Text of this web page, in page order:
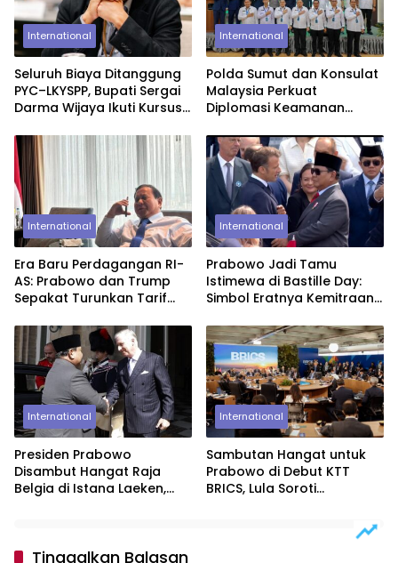
International
Seluruh Biaya Ditanggung
PYC–LKYSPP, Bupati Sergai
Darma Wijaya Ikuti Kursus
Singapura
International
Polda Sumut dan Konsulat
Malaysia Perkuat
Diplomasi Keamanan
Sespimti Polri
International
Era Baru Perdagangan RI-
AS: Prabowo dan Trump
Sepakat Turunkan Tarif
International
Prabowo Jadi Tamu
Istimewa di Bastille Day:
Simbol Eratnya Kemitraan
International
Presiden Prabowo
Disambut Hangat Raja
Belgia di Istana Laeken,
International
Sambutan Hangat untuk
Prabowo di Debut KTT
BRICS, Lula Soroti
Tinggalkan Balasan